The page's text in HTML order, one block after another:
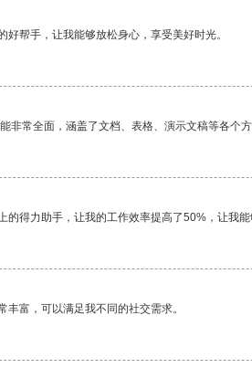
好帮手，让我能够放松身心，享受美好时光。
非常全面，涵盖了文档、表格、演示文稿等各个
的得力助手，让我的工作效率提高了50%，让我能
丰富，可以满足我不同的社交需求。